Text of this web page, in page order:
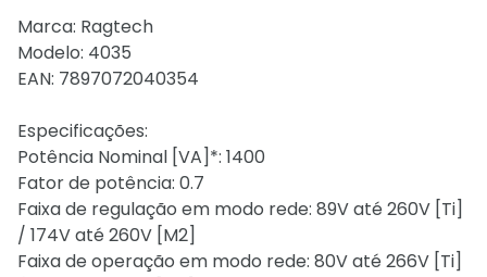
Marca: Ragtech
Modelo: 4035
EAN: 7897072040354
Especificações:
Potência Nominal [VA]*: 1400
Fator de potência: 0.7
Faixa de regulação em modo rede: 89V até 260V [Ti]
/ 174V até 260V [M2]
Faixa de operação em modo rede: 80V até 266V [Ti]